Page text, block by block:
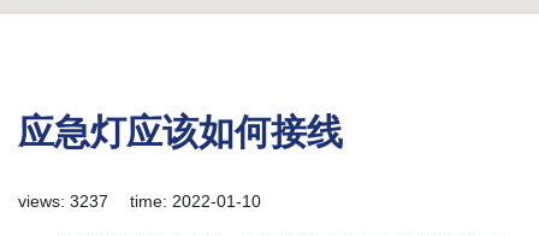
应急灯应该如何接线
views: 3237 time: 2022-01-10